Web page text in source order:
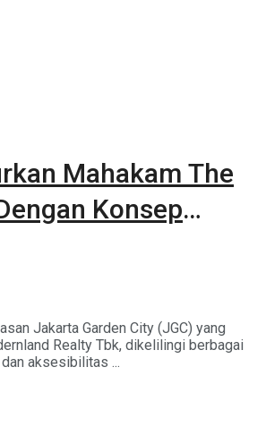
Mahakam The
Konsep
Jakarta Garden City (JGC) yang
Realty Tbk, dikelilingi berbagai
aksesibilitas ...